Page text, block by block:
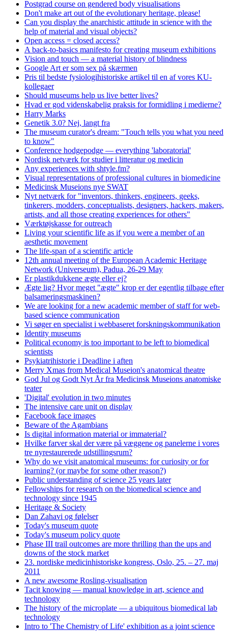
Postgrad course on gendered body visualisations
Don't make art out of the evolutionary heritage, please!
Can you display the anarchistic attitude in science with the
help of material and visual objects?
Open access = closed access?
A back-to-basics manifesto for creating museum exhibitions
Vision and touch — a material history of blindness
Google Art er som sex på skærmen
Pris til bedste fysiologihistoriske artikel til en af vores KU-
kollegaer
Should museums help us live better lives?
Hvad er god videnskabelig praksis for formidling i medierne?
Harry Marks
Genetik 3.0? Nej, langt fra
The museum curator's dream: "Touch tells you what you need
to know"
Conference hodgepodge — everything 'laboratorial'
Nordisk netværk for studier i litteratur og medicin
Any experiences with shtyle.fm?
Visual representations of professional cultures in biomedicine
Medicinsk Museions nye SWAT
Nyt netværk for "inventors, thinkers, engineers, geeks,
tinkerers, modders, conceptualists, designers, hackers, makers,
artists, and all those creating experiences for others"
Værktøjskasse for outreach
Living your scientific life as if you were a member of an
aesthetic movement
The life-span of a scientific article
12th annual meeting of the European Academic Heritage
Network (Universeum), Padua, 26-29 May
Er plastikdukkene ægte eller ej?
Ægte lig? Hvor meget "ægte" krop er der egentlig tilbage efter
balsameringsmaskinen?
We are looking for a new academic member of staff for web-
based science communication
Vi søger en specialist i webbaseret forskningskommunikation
Identity museums
Political economy is too important to be left to biomedical
scientists
Psykiatrihistorie i Deadline i aften
Merry Xmas from Medical Museion's anatomical theatre
God Jul og Godt Nyt År fra Medicinsk Museions anatomiske
teater
'Digital' evolution in two minutes
The intensive care unit on display
Facebook face images
Beware of the Agambians
Is digital information material or immaterial?
Hvilke farver skal der være på væggene og panelerne i vores
tre nyrestaurerede udstillingsrum?
Why do we visit anatomical museums: for curiosity or for
learning? (or maybe for some other reason?)
Public understanding of science 25 years later
Fellowships for research on the biomedical science and
technology since 1945
Heritage & Society
Dan Zahavi og følelser
Today's museum quote
Today's museum policy quote
Phase III trail outcomes are more thrilling than the ups and
downs of the stock market
23. nordiske medicinhistoriske kongress, Oslo, 25. – 27. maj
2011
A new awesome Rosling-visualisation
Tacit knowing — manual knowledge in art, science and
technology
The history of the microplate — a ubiquitous biomedical lab
technology
Intro to 'The Chemistry of Life' exhibition as a joint science